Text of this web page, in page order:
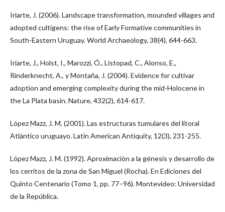
Iriarte, J. (2006). Landscape transformation, mounded villages and
adopted cultigens: the rise of Early Formative communities in
South-Eastern Uruguay. World Archaeology, 38(4), 644-663.
Iriarte, J., Holst, I., Marozzi, Ó., Listopad, C., Alonso, E.,
Rinderknecht, A., y Montaña, J. (2004). Evidence for cultivar
adoption and emerging complexity during the mid-Holocene in
the La Plata basin. Nature, 432(2), 614-617.
López Mazz, J. M. (2001). Las estructuras tumulares del litoral
Atlántico uruguayo. Latin American Antiquity, 12(3), 231-255.
López Mazz, J. M. (1992). Aproximación a la génesis y desarrollo de
los cerritos de la zona de San Miguel (Rocha). En Ediciones del
Quinto Centenario (Tomo 1, pp. 77–96). Montevideo: Universidad
de la República.